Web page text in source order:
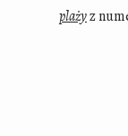
plażyz